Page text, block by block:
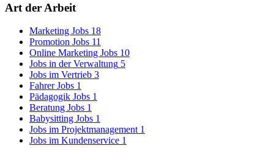
Art der Arbeit
Marketing Jobs 18
Promotion Jobs 11
Online Marketing Jobs 10
Jobs in der Verwaltung 5
Jobs im Vertrieb 3
Fahrer Jobs 1
Pädagogik Jobs 1
Beratung Jobs 1
Babysitting Jobs 1
Jobs im Projektmanagement 1
Jobs im Kundenservice 1